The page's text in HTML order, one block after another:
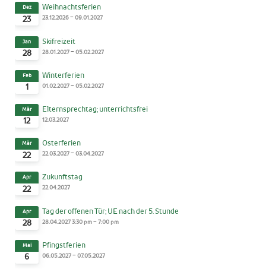
23
Dez Weihnachtsferien
23.12.2026-09.01.2027
28
Jan Skifreizeit
28.01.2027-05.02.2027
1
Feb Winterferien
01.02.2027-05.02.2027
12
Mär Elternsprechtag; unterrichtsfrei
12.03.2027
22
Mär Osterferien
22.03.2027-03.04.2027
22
Apr Zukunftstag
22.04.2027
28
Apr Tag der offenen Tür; UE nach der 5. Stunde
28.04.20273:30 pm-7:00 pm
6
Mai Pfingstferien
06.05.2027-07.05.2027